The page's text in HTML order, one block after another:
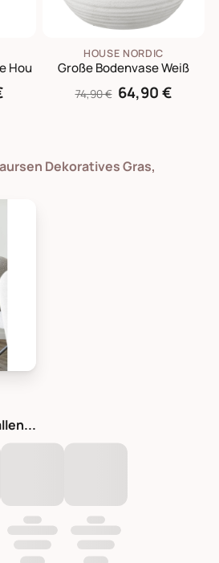
Hou
HOUSE NORDIC
Große Bodenvase Weiß
74,90 € 64,90 €
Dekoratives Gras,